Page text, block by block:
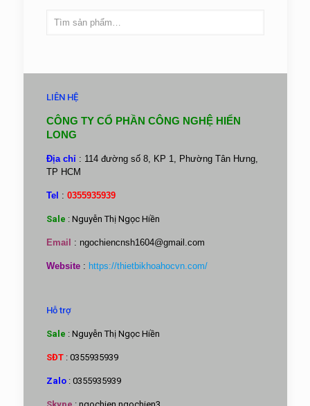
LIÊN HỆ
CÔNG TY CỔ PHẦN CÔNG NGHỆ HIỂN
LONG
Địa chỉ : 114 đường số 8, KP 1, Phường Tân Hưng,
TP HCM
Tel : 0355935939
Sale : Nguyễn Thị Ngọc Hiền
Email : ngochiencnsh1604@gmail.com
Website : https://thietbikhoahocvn.com/
Hỗ trợ
Sale : Nguyễn Thị Ngọc Hiền
SĐT: 0355935939
Zalo : 0355935939